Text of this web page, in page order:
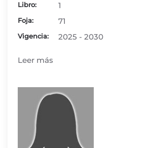
Libro: 1
Foja: 71
Vigencia: 2025 - 2030
Leer más